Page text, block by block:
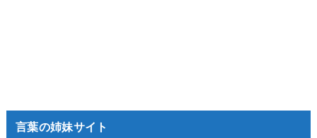
言葉の姉妹サイト